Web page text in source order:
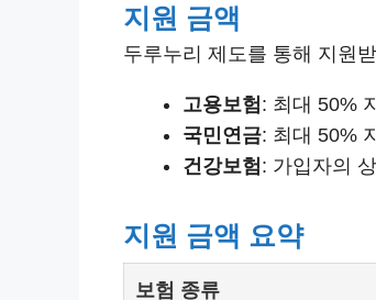
지원 금액
두루누리 제도를 통해 지원
고용보험: 최대 50%
국민연금: 최대 50%
건강보험: 가입자의
지원 금액 요약
보험 종류